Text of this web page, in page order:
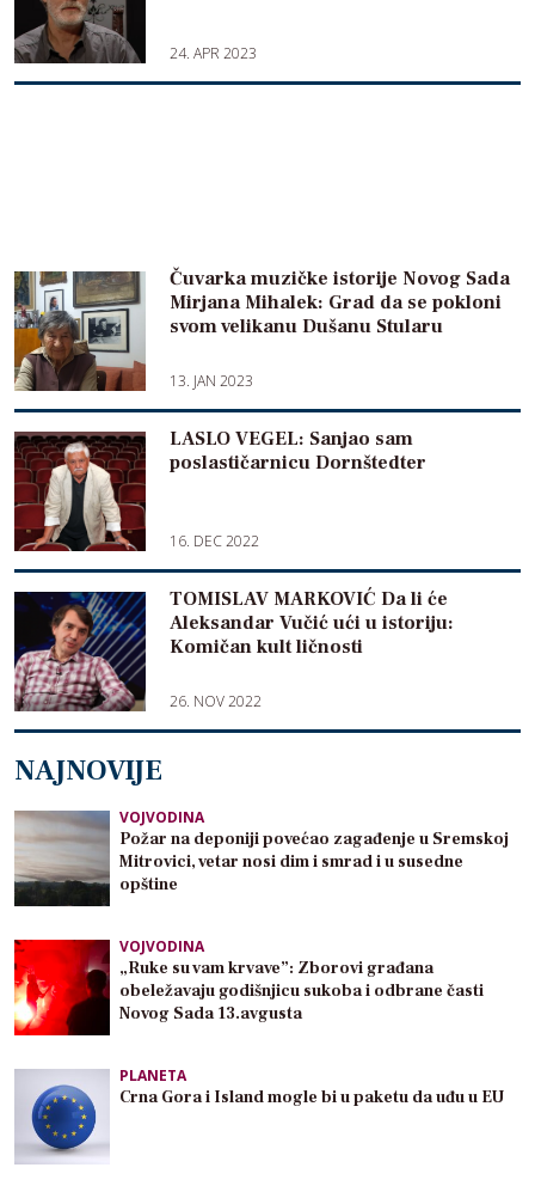
24. APR 2023
Čuvarka muzičke istorije Novog Sada
Mirjana Mihalek: Grad da se pokloni
svom velikanu Dušanu Stularu
13. JAN 2023
LASLO VEGEL: Sanjao sam
poslastičarnicu Dornštedter
16. DEC 2022
TOMISLAV MARKOVIĆ Da li će
Aleksandar Vučić ući u istoriju:
Komičan kult ličnosti
26. NOV 2022
NAJNOVIJE
VOJVODINA
Požar na deponiji povećao zagađenje u Sremskoj
Mitrovici, vetar nosi dim i smrad i u susedne
opštine
VOJVODINA
„Ruke su vam krvave”: Zborovi građana
obeležavaju godišnjicu sukoba i odbrane časti
Novog Sada 13.avgusta
PLANETA
Crna Gora i Island mogle bi u paketu da uđu u EU